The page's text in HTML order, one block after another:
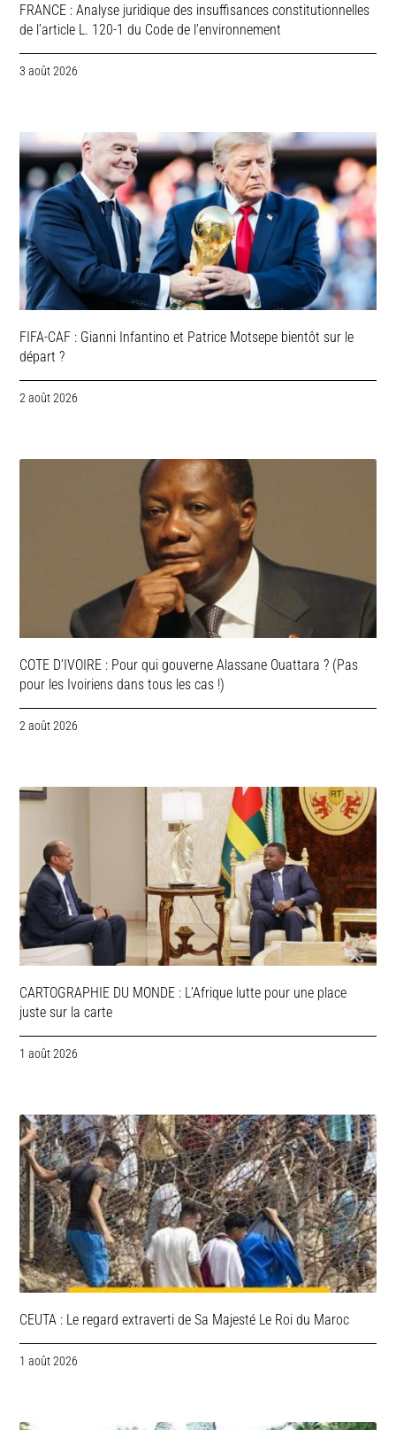
FRANCE : Analyse juridique des insuffisances constitutionnelles
de l’article L. 120-1 du Code de l’environnement
3 août 2026
FIFA-CAF : Gianni Infantino et Patrice Motsepe bientôt sur le
départ ?
2 août 2026
COTE D’IVOIRE : Pour qui gouverne Alassane Ouattara ? (Pas
pour les Ivoiriens dans tous les cas !)
2 août 2026
CARTOGRAPHIE DU MONDE : L’Afrique lutte pour une place
juste sur la carte
1 août 2026
CEUTA : Le regard extraverti de Sa Majesté Le Roi du Maroc
1 août 2026